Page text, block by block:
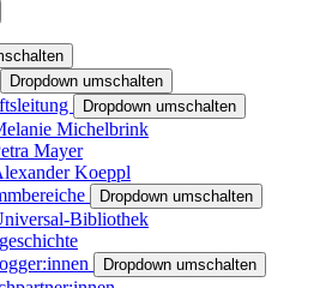
Dropdown umschalten
Dropdown umschalten
Michelbrink
Mayer
Koeppl
Dropdown umschalten
Bibliothek
Dropdown umschalten